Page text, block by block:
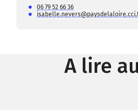
06 79 52 66 36
A lire